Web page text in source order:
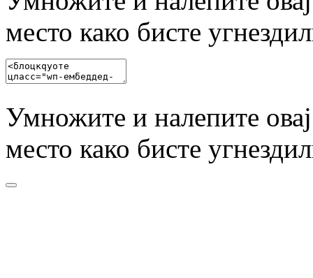
место како бисте
Умножите и налепите
место како бисте